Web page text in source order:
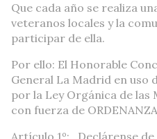
Que cada año se realiza
veteranos locales y la
participar de ella.
Por ello: El Honorable
General La Madrid en uso
por la Ley Orgánica de las
con fuerza de